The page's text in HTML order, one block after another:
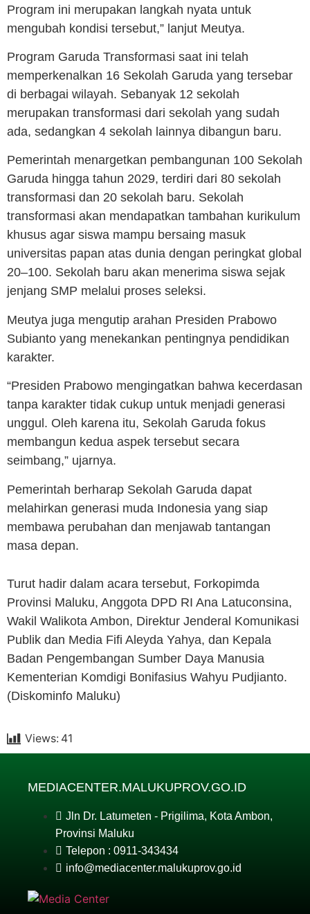
Program ini merupakan langkah nyata untuk
mengubah kondisi tersebut,” lanjut Meutya.
Program Garuda Transformasi saat ini telah
memperkenalkan 16 Sekolah Garuda yang tersebar
di berbagai wilayah. Sebanyak 12 sekolah
merupakan transformasi dari sekolah yang sudah
ada, sedangkan 4 sekolah lainnya dibangun baru.
Pemerintah menargetkan pembangunan 100 Sekolah
Garuda hingga tahun 2029, terdiri dari 80 sekolah
transformasi dan 20 sekolah baru. Sekolah
transformasi akan mendapatkan tambahan kurikulum
khusus agar siswa mampu bersaing masuk
universitas papan atas dunia dengan peringkat global
20–100. Sekolah baru akan menerima siswa sejak
jenjang SMP melalui proses seleksi.
Meutya juga mengutip arahan Presiden Prabowo
Subianto yang menekankan pentingnya pendidikan
karakter.
“Presiden Prabowo mengingatkan bahwa kecerdasan
tanpa karakter tidak cukup untuk menjadi generasi
unggul. Oleh karena itu, Sekolah Garuda fokus
membangun kedua aspek tersebut secara
seimbang,” ujarnya.
Pemerintah berharap Sekolah Garuda dapat
melahirkan generasi muda Indonesia yang siap
membawa perubahan dan menjawab tantangan
masa depan.
Turut hadir dalam acara tersebut, Forkopimda
Provinsi Maluku, Anggota DPD RI Ana Latuconsina,
Wakil Walikota Ambon, Direktur Jenderal Komunikasi
Publik dan Media Fifi Aleyda Yahya, dan Kepala
Badan Pengembangan Sumber Daya Manusia
Kementerian Komdigi Bonifasius Wahyu Pudjianto.
(Diskominfo Maluku)
Views: 41
MEDIACENTER.MALUKUPROV.GO.ID
Jln Dr. Latumeten - Prigilima, Kota Ambon,
Provinsi Maluku
Telepon : 0911-343434
info@mediacenter.malukuprov.go.id